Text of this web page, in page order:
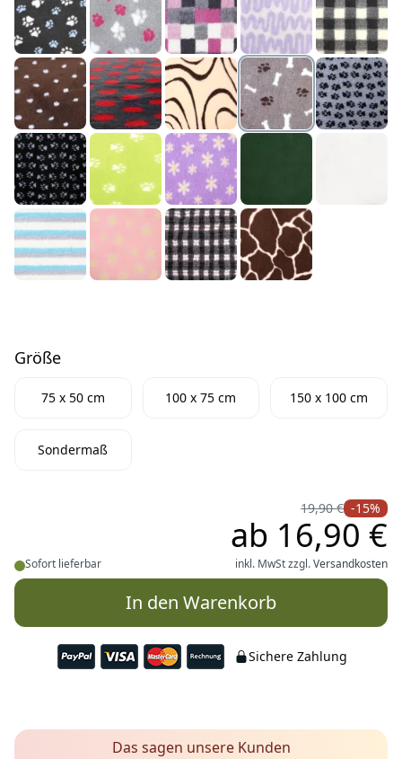
Größe
75 x 50 cm 100 x 75 cm 150 x 100 cm
Sondermaß
Sofort lieferbar
19,90 € -15%
ab 16,90 €
inkl. MwSt zzgl.Versandkosten
In den Warenkorb
Sichere Zahlung
Das sagen unsere Kunden